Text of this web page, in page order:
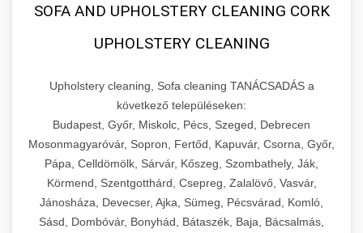
SOFA AND UPHOLSTERY CLEANING CORK
UPHOLSTERY CLEANING
Upholstery cleaning, Sofa cleaning TANÁCSADÁS a
következő településeken:
Budapest, Győr, Miskolc, Pécs, Szeged, Debrecen
Mosonmagyaróvár, Sopron, Fertőd, Kapuvár, Csorna, Győr,
Pápa, Celldömölk, Sárvár, Kőszeg, Szombathely, Ják,
Körmend, Szentgotthárd, Csepreg, Zalalövő, Vasvár,
Jánosháza, Devecser, Ajka, Sümeg, Pécsvárad, Komló,
Sásd, Dombóvár, Bonyhád, Bátaszék, Baja, Bácsalmás,